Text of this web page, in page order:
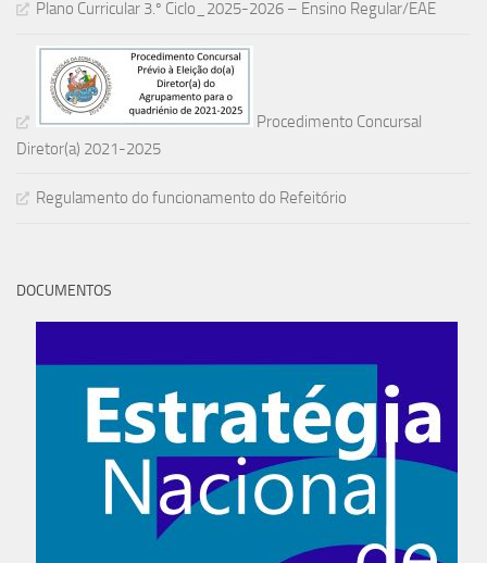
Plano Curricular 3.º Ciclo_2025-2026 – Ensino Regular/EAE
Procedimento Concursal
Diretor(a) 2021-2025
Regulamento do funcionamento do Refeitório
DOCUMENTOS